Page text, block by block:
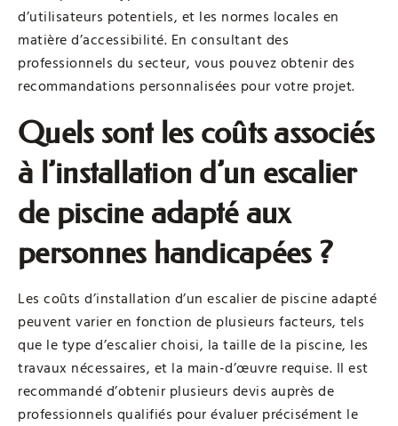
d’utilisateurs potentiels, et les normes locales en
matière d’accessibilité. En consultant des
professionnels du secteur, vous pouvez obtenir des
recommandations personnalisées pour votre projet.
Quels sont les coûts associés
à l’installation d’un escalier
de piscine adapté aux
personnes handicapées ?
Les coûts d’installation d’un escalier de piscine adapté
peuvent varier en fonction de plusieurs facteurs, tels
que le type d’escalier choisi, la taille de la piscine, les
travaux nécessaires, et la main-d’œuvre requise. Il est
recommandé d’obtenir plusieurs devis auprès de
professionnels qualifiés pour évaluer précisément le